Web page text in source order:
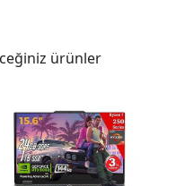
ürünler